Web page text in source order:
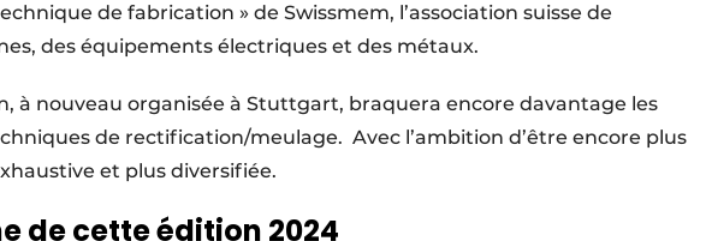
de fabrication » de Swissmem, l’association suisse de
des équipements électriques et des métaux.
à nouveau organisée à Stuttgart, braquera encore davantage les
de rectification/meulage. Avec l’ambition d’être encore plus
et plus diversifiée.
de cette édition 2024